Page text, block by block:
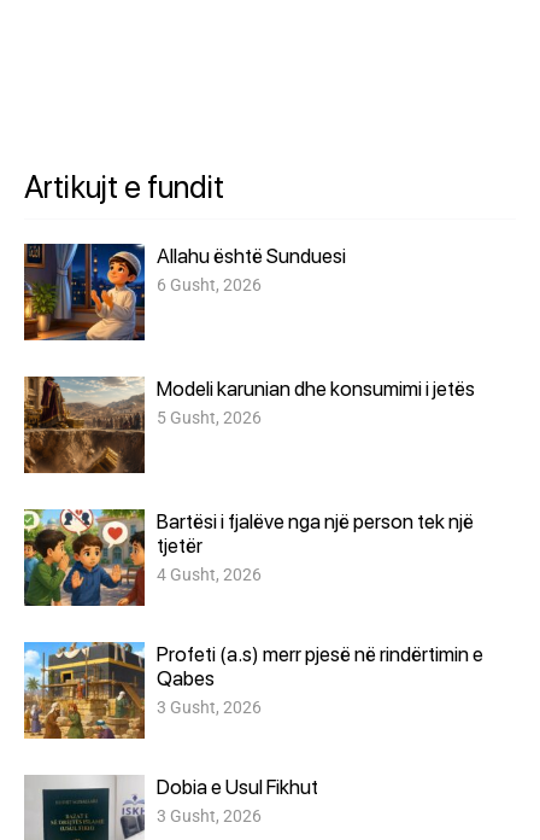
Artikujt e fundit
Allahu është Sunduesi
6 Gusht, 2026
Modeli karunian dhe konsumimi i jetës
5 Gusht, 2026
Bartësi i fjalëve nga një person tek një
tjetër
4 Gusht, 2026
Profeti (a.s) merr pjesë në rindërtimin e
Qabes
3 Gusht, 2026
Dobia e Usul Fikhut
3 Gusht, 2026